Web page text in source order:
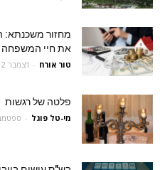
מחזור משכנתא:
את חיי המשפחה
טור אורח - דצמבר 12, 2024
פלטה של רגשות
‫מי-טל פוגל - ספטמבר 3,